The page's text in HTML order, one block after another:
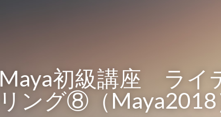
Maya初級講座　ライ
リング⑧（Maya2018